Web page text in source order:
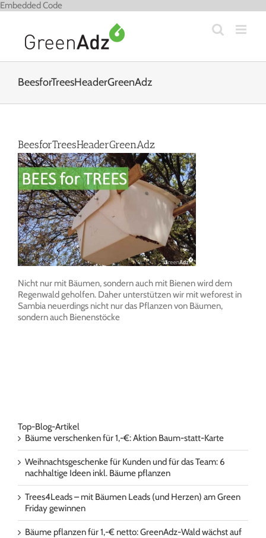
Embedded Code
BeesforTreesHeaderGreenAdz
BeesforTreesHeaderGreenAdz
Nicht nur mit Bäumen, sondern auch mit Bienen wird dem
Regenwald geholfen. Daher unterstützen wir mit weforest in
Sambia neuerdings nicht nur das Pflanzen von Bäumen,
sondern auch Bienenstöcke
Top-Blog-Artikel
Bäume verschenken für 1,-€: Aktion Baum-statt-Karte
Weihnachtsgeschenke für Kunden und für das Team: 6
nachhaltige Ideen inkl. Bäume pflanzen
Trees4Leads – mit Bäumen Leads (und Herzen) am Green
Friday gewinnen
Bäume pflanzen für 1,-€ netto: GreenAdz-Wald wächst auf